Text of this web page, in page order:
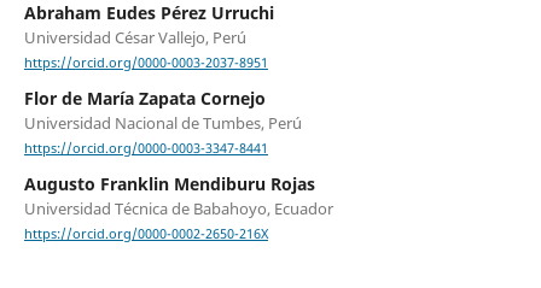
Abraham Eudes Pérez Urruchi
Universidad César Vallejo, Perú
https://orcid.org/0000-0003-2037-8951
Flor de María Zapata Cornejo
Universidad Nacional de Tumbes, Perú
https://orcid.org/0000-0003-3347-8441
Augusto Franklin Mendiburu Rojas
Universidad Técnica de Babahoyo, Ecuador
https://orcid.org/0000-0002-2650-216X